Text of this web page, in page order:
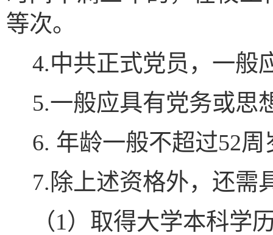
等次。
4.中共正式党员，一般
5.一般应具有党务或思
6. 年龄一般不超过52周
7.除上述资格外，还需
（1）取得大学本科学